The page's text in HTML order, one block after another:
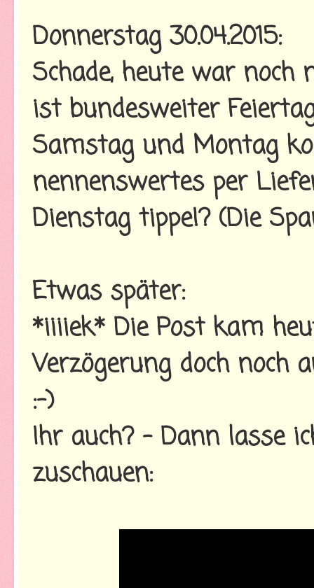
Donnerstag 30.04.2015:
Schade, heute war
ist bundesweiter
Samstag und Montag
nennenswertes per
Dienstag tippe!? (Die
Etwas später:
*iiiiek* Die Post kam
Verzögerung doch noch
:-)
Ihr auch? - Dann lasse
zuschauen: